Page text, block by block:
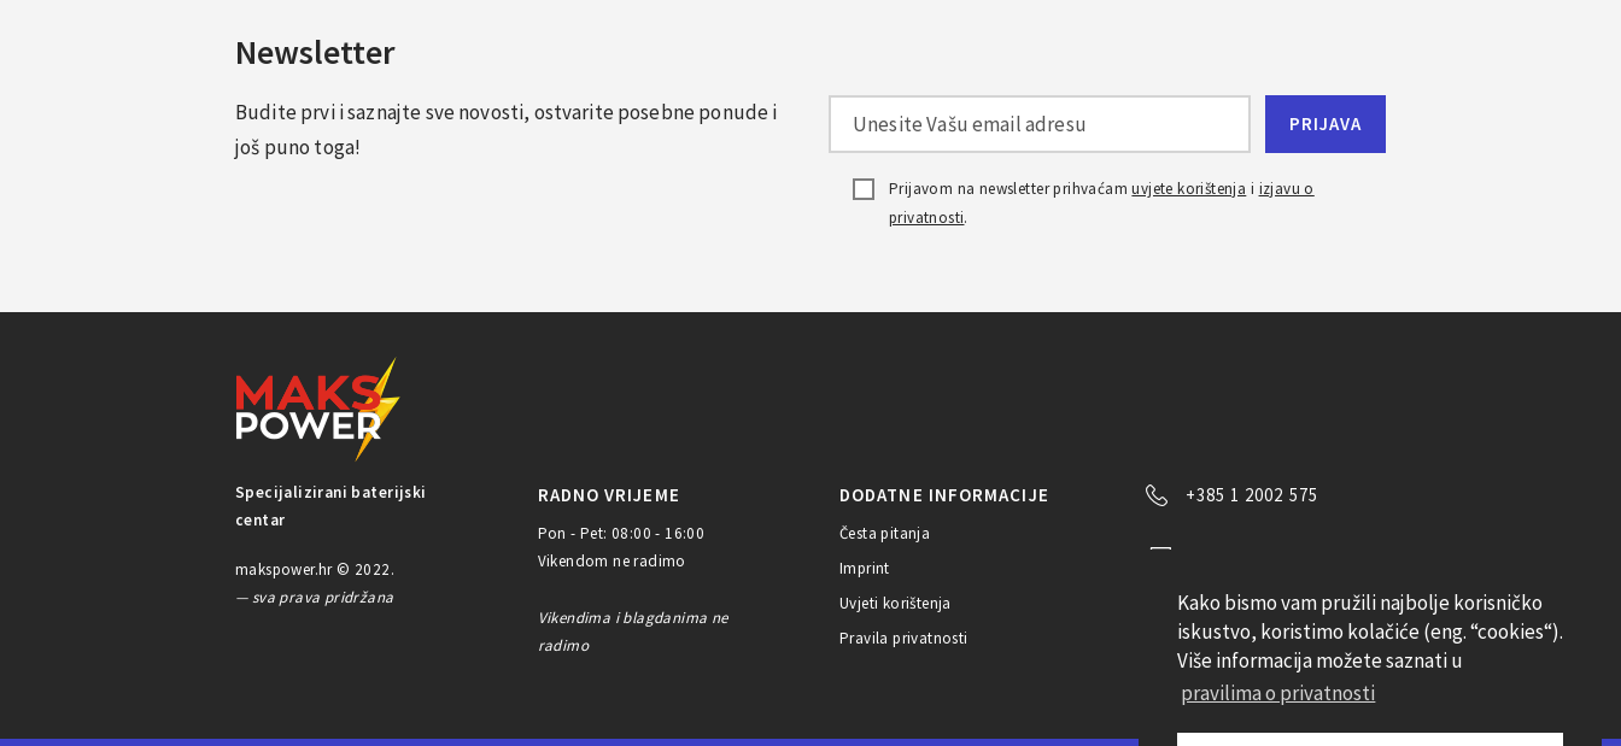
Kako bismo vam pružili najbolje korisničko
iskustvo, koristimo kolačiće (eng. “cookies“).
Više informacija možete saznati u
pravilima o privatnosti
Newsletter
Budite prvi i saznajte sve novosti, ostvarite posebne ponude i
još puno toga!
Prijavom na newsletter prihvaćamuvjete korištenja i izjavu o
privatnosti.
Specijalizirani baterijski
centar
makspower.hr © 2022.
— sva prava pridržana
RADNO VRIJEME
Pon - Pet: 08:00 - 16:00
Vikendom ne radimo
Vikendima i blagdanima ne
radimo
DODATNE INFORMACIJE
Česta pitanja
Imprint
Uvjeti korištenja
Pravila privatnosti
+385 1 2002 575
Pratite nas